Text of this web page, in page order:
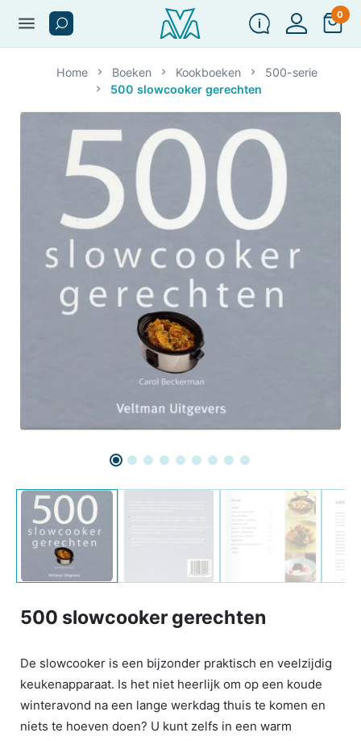
menu 0
Home Boeken Kookboeken
500-serie
500 slowcooker gerechten
500 slowcooker gerechten
De slowcooker is een bijzonder praktisch en veelzijdig
keukenapparaat. Is het niet heerlijk om op een koude
winteravond na een lange werkdag thuis te komen en
niets te hoeven doen? U kunt zelfs in een warm